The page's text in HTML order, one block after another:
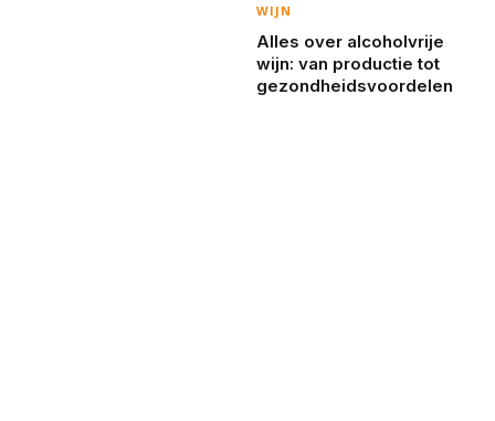
WIJN
Alles over alcoholvrije
wijn: van productie tot
gezondheidsvoordelen